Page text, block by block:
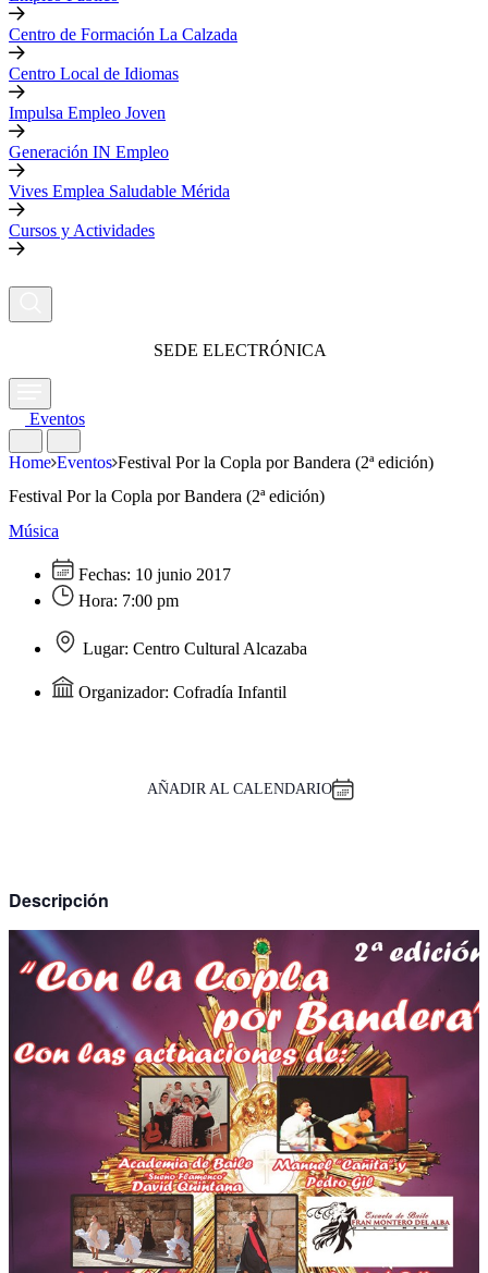
Centro de Formación La Calzada
Centro Local de Idiomas
Impulsa Empleo Joven
Generación IN Empleo
Vives Emplea Saludable Mérida
Cursos y Actividades
SEDE ELECTRÓNICA
Eventos
Home Eventos Festival Por la Copla por Bandera (2ª edición)
Festival Por la Copla por Bandera (2ª edición)
Música
Fechas: 10 junio 2017
Hora: 7:00 pm
Lugar: Centro Cultural Alcazaba
Organizador: Cofradía Infantil
AÑADIR AL CALENDARIO
Descripción